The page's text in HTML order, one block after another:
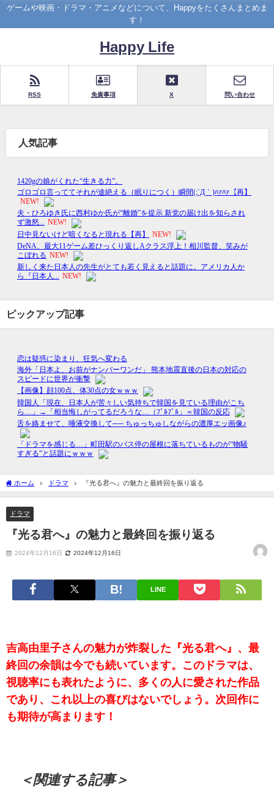
ゲームや映画・ドラマ・アニメなどについて、Happyをたくさんまとめま
す！
Happy Life
RSS 免責事項 X 問い合わせ
人気記事
ピックアップ記事
ホーム ドラマ 『光る君へ』の魅力と最終回を振り返る
ドラマ
『光る君へ』の魅力と最終回を振り返る
2024年12月16日 2024年12月16日
LINE
吉高由里子さんの魅力が炸裂した『光る君へ』、最
終回の余韻は今でも続いています。このドラマは、
視聴率にも表れたように、多くの人に愛された作品
であり、これ以上の喜びはないでしょう。次回作に
も期待が高まります！
＜関連する記事＞